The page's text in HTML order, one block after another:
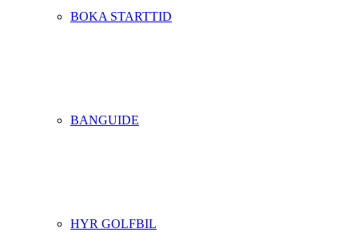
BOKA STARTTID
BANGUIDE
HYR GOLFBIL